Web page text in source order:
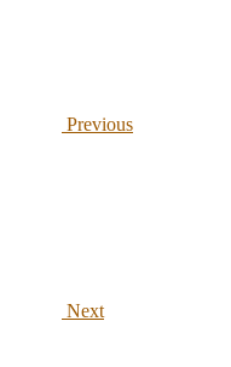
Previous
Next